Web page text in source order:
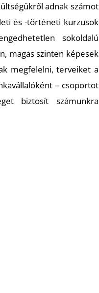
adnak számot
és -történeti kurzusok
sokoldalú
magas szinten képesek
megfelelni, terveiket a
– csoportot
biztosít számunkra